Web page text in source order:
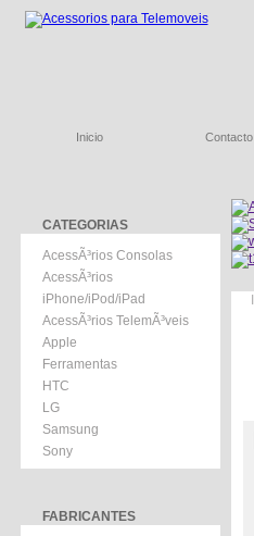
Inicio Contacto
CATEGORIAS
AcessÃ³rios Consolas
AcessÃ³rios
iPhone/iPod/iPad
AcessÃ³rios TelemÃ³veis
Apple
Ferramentas
HTC
LG
Samsung
Sony
FABRICANTES